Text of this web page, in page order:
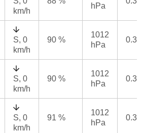
km/h
hPa
S, 0
km/h
90 %
1012
hPa
0.3
S, 0
km/h
90 %
1012
hPa
0.3
S, 0
km/h
91 %
1012
hPa
0.3